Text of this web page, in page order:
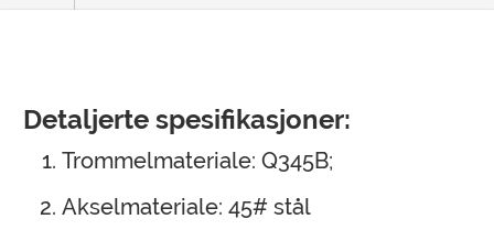
Detaljerte spesifikasjoner:
Trommelmateriale: Q345B;
Akselmateriale: 45# stål